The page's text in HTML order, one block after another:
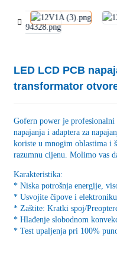
LED LCD PCB
transformator
Gofern power je
napajanja i adaptera za
koriste u mnogim oblastima i
razumnu cijenu. Molimo vas
Karakteristika:
* Niska potrošnja energije,
* Usvojite čipove i
* Zaštite: Kratki spoj/
* Hlađenje slobodnom
* Test upaljenja pri 100%